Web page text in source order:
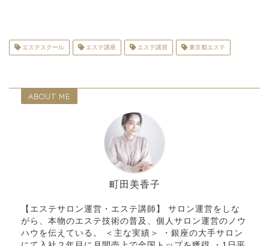
エステスクール エステ講座 エステ講習 東京都エステ
ABOUT ME
町田美香子
【エステサロン運営・エステ講師】 サロン運営をしな
がら、本物のエステ技術の普及、個人サロン運営のノウ
ハウを伝えている。 ＜主な実績＞ ・銀座の大手サロン